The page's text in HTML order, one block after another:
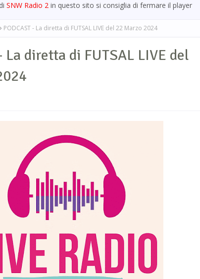
SNW Radio 2 in questo sito si consiglia di fermare il player
PODCAST - La diretta di FUTSAL LIVE del 22 Marzo 2024
La diretta di FUTSAL LIVE del